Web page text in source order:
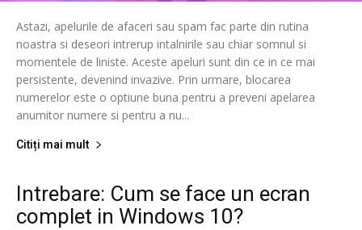
Astazi, apelurile de afaceri sau spam fac parte din rutina
noastra si deseori intrerup intalnirile sau chiar somnul si
momentele de liniste. Aceste apeluri sunt din ce in ce mai
persistente, devenind invazive. Prin urmare, blocarea
numerelor este o optiune buna pentru a preveni apelarea
anumitor numere si pentru a nu...
Citiți mai mult
Intrebare: Cum se face un ecran
complet in Windows 10?